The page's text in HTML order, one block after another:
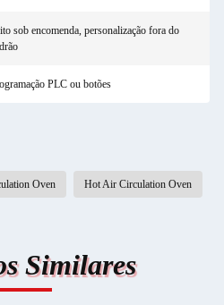
sob encomenda, personalização fora do
PLC ou botões
Oven Hot Air Circulation Oven
Similares